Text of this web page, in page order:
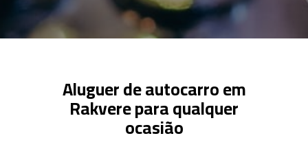
Aluguer de autocarro em
Rakvere para qualquer
ocasião